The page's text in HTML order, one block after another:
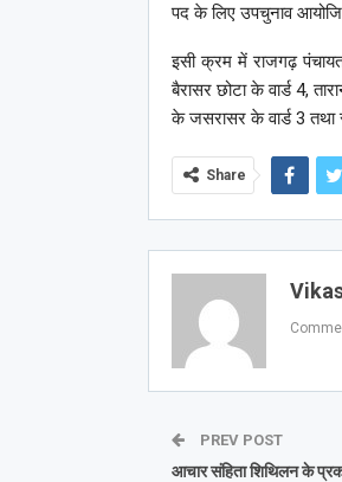
पद के लिए उपचुनाव
इसी क्रम में राजगढ़
बैरासर छोटा के वार्ड 4,
के जसरासर के वार्ड 3 तथा
Share
PREV POST
आचार संहिता शिथिलन के